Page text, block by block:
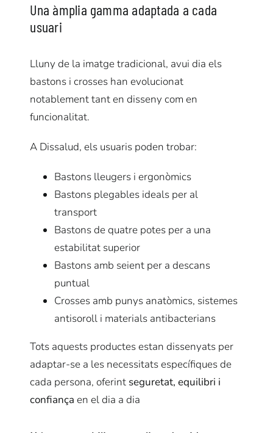
Una àmplia gamma adaptada a cada
usuari
Lluny de la imatge tradicional, avui dia els
bastons i crosses han evolucionat
notablement tant en disseny com en
funcionalitat.
A Dissalud, els usuaris poden trobar:
Bastons lleugers i ergonòmics
Bastons plegables ideals per al
transport
Bastons de quatre potes per a una
estabilitat superior
Bastons amb seient per a descans
puntual
Crosses amb punys anatòmics, sistemes
antisoroll i materials antibacterians
Tots aquests productes estan dissenyats per
adaptar-se a les necessitats específiques de
cada persona, oferint seguretat, equilibri i
confiança en el dia a dia